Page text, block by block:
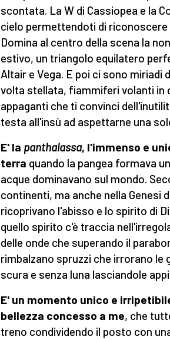
scontata. La W di Cassiopea e la
cielo permettendoti di
Domina al centro della scena la
estivo, un triangolo equilatero
Altair e Vega. E poi ci sono miriadi
volta stellata, fiammiferi volanti in
appaganti che ti convinci
testa all'insù ad aspettarne una
E' la panthalassa, l'immenso e
terra quando la pangea formava
acque dominavano sul mondo.
continenti, ma anche nella Genesi
ricoprivano l'abisso e lo spirito di
quello spirito c'è traccia
delle onde che superando il
rimbalzano spruzzi che irrorano
scura e senza luna lasciandole
E' un momento unico e
bellezza concesso a me, che
treno condividendo il posto con